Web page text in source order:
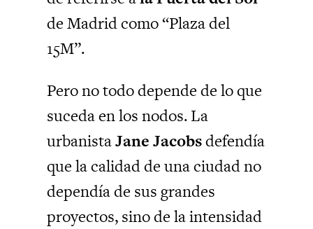
de Madrid como “Plaza del
15M”.
Pero no todo depende de lo que
suceda en los nodos. La
urbanistaJane Jacobsdefendía
que la calidad de una ciudad no
dependía de sus grandes
proyectos, sino de la intensidad